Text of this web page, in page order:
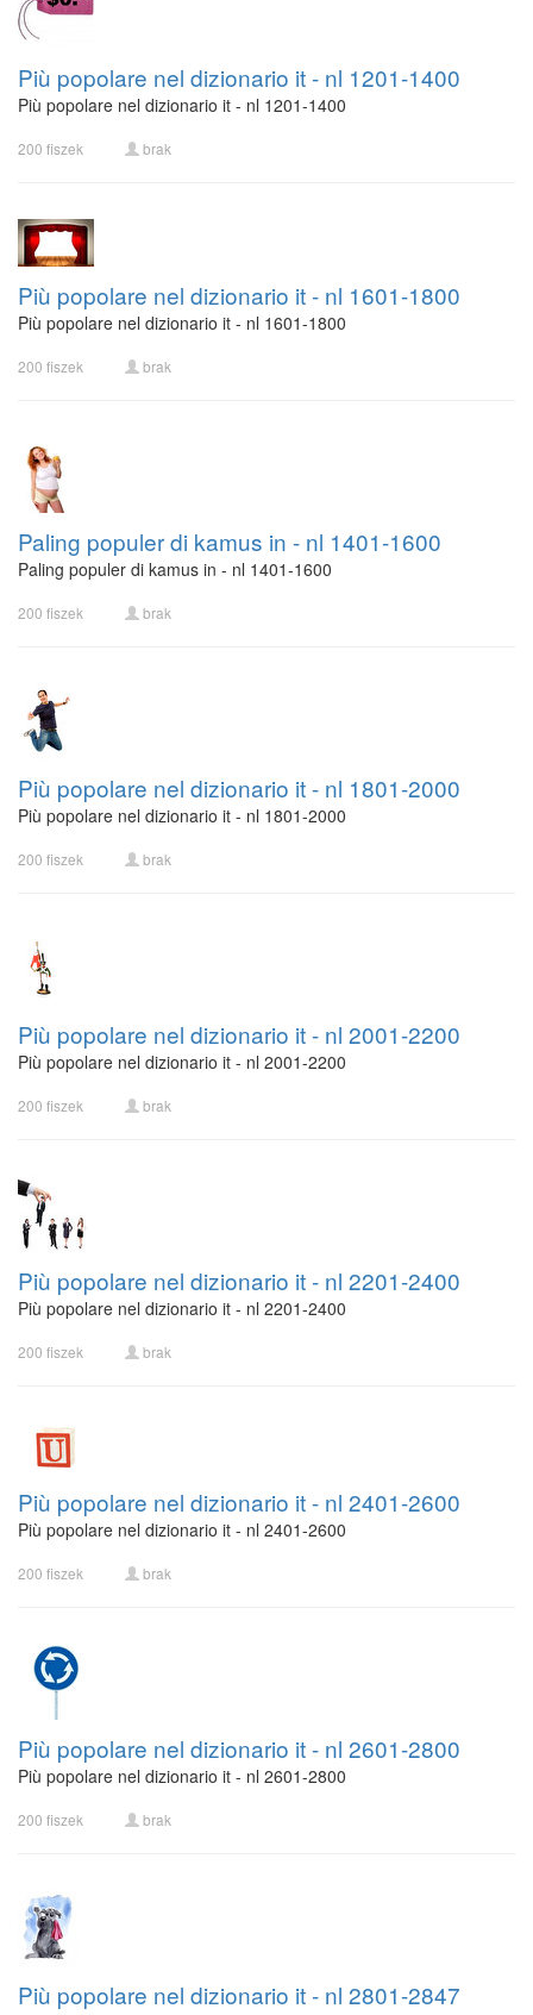
Più popolare nel dizionario it - nl 1201-1400
Più popolare nel dizionario it - nl 1201-1400
200 fiszek brak
Più popolare nel dizionario it - nl 1601-1800
Più popolare nel dizionario it - nl 1601-1800
200 fiszek brak
Paling populer di kamus in - nl 1401-1600
Paling populer di kamus in - nl 1401-1600
200 fiszek brak
Più popolare nel dizionario it - nl 1801-2000
Più popolare nel dizionario it - nl 1801-2000
200 fiszek brak
Più popolare nel dizionario it - nl 2001-2200
Più popolare nel dizionario it - nl 2001-2200
200 fiszek brak
Più popolare nel dizionario it - nl 2201-2400
Più popolare nel dizionario it - nl 2201-2400
200 fiszek brak
Più popolare nel dizionario it - nl 2401-2600
Più popolare nel dizionario it - nl 2401-2600
200 fiszek brak
Più popolare nel dizionario it - nl 2601-2800
Più popolare nel dizionario it - nl 2601-2800
200 fiszek brak
Più popolare nel dizionario it - nl 2801-2847